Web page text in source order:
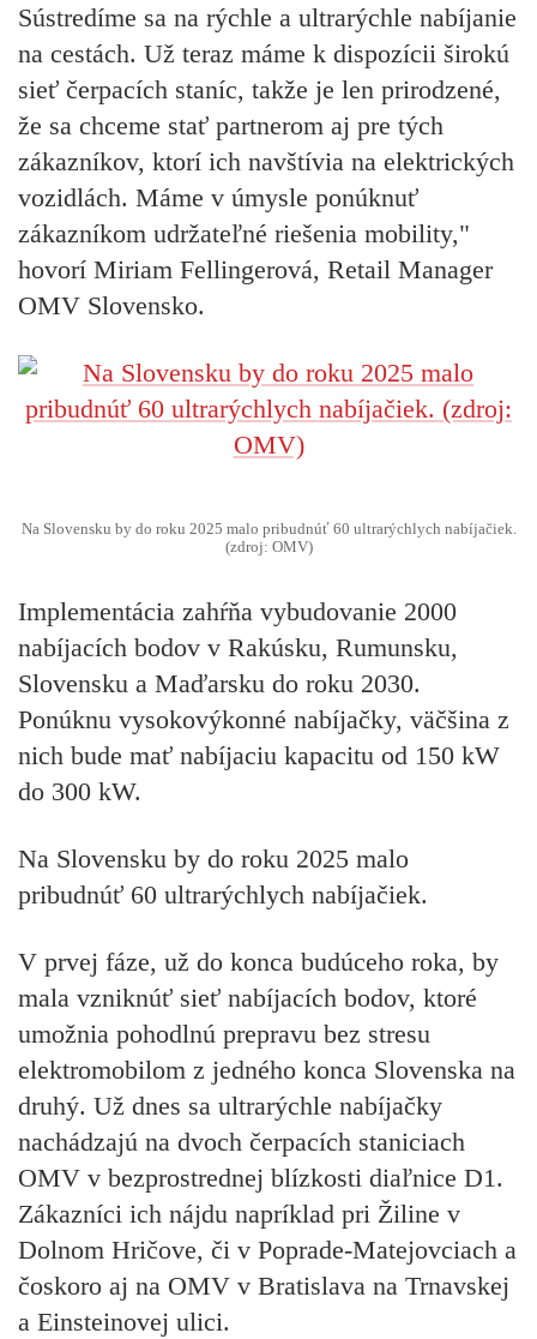
Sústredíme sa na rýchle a ultrarýchle nabíjanie
na cestách. Už teraz máme k dispozícii širokú
sieť čerpacích staníc, takže je len prirodzené,
že sa chceme stať partnerom aj pre tých
zákazníkov, ktorí ich navštívia na elektrických
vozidlách. Máme v úmysle ponúknuť
zákazníkom udržateľné riešenia mobility,"
hovorí Miriam Fellingerová, Retail Manager
OMV Slovensko.
Na Slovensku by do roku 2025 malo pribudnúť 60 ultrarýchlych nabíjačiek.
(zdroj: OMV)
Implementácia zahŕňa vybudovanie 2000
nabíjacích bodov v Rakúsku, Rumunsku,
Slovensku a Maďarsku do roku 2030.
Ponúknu vysokovýkonné nabíjačky, väčšina z
nich bude mať nabíjaciu kapacitu od 150 kW
do 300 kW.
Na Slovensku by do roku 2025 malo
pribudnúť 60 ultrarýchlych nabíjačiek.
V prvej fáze, už do konca budúceho roka, by
mala vzniknúť sieť nabíjacích bodov, ktoré
umožnia pohodlnú prepravu bez stresu
elektromobilom z jedného konca Slovenska na
druhý. Už dnes sa ultrarýchle nabíjačky
nachádzajú na dvoch čerpacích staniciach
OMV v bezprostrednej blízkosti diaľnice D1.
Zákazníci ich nájdu napríklad pri Žiline v
Dolnom Hričove, či v Poprade-Matejovciach a
čoskoro aj na OMV v Bratislava na Trnavskej
a Einsteinovej ulici.